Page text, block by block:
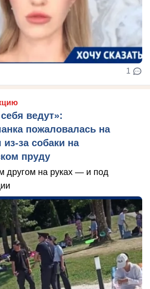
1
ведут»:
пожаловалась на
из-за собаки на
пруду
другом на руках — и под